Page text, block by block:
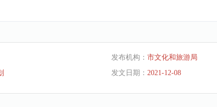
发布机构： 市文化和旅游局
发文日期： 2021-12-08